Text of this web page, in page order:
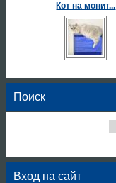
Кот на монит...
Поиск
Вход на сайт